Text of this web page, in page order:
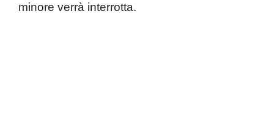
minore verrà interrotta.